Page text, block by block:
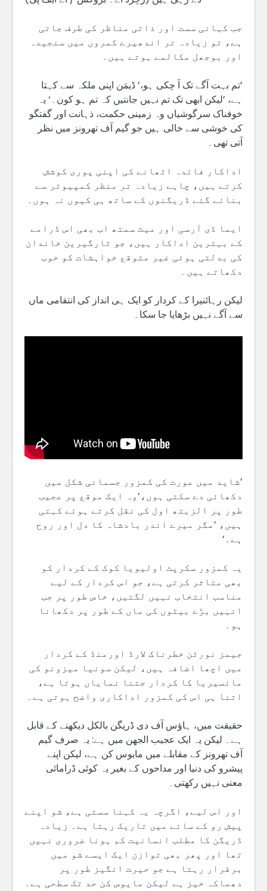
جب کہانی سست اور ذاتی مناظر کی طرف جاتی
ہے، تو زیادہ تر اندھیرے کمروں میں سنجیدہ
اور بوجھل مکالمے ہوتے ہیں۔
’تم بہت آگے تک آ چکی ہو،’ ڈیمَن اپنی ملکہ سے کہتا
ہے، ’لیکن ابھی تک تم نہیں جانتیں کہ تم ہو کون۔‘ یہ
خوفناک سرگوشیاں وہ زمینی حکمت، ذہانت اور گفتگو
کی خوشی سے خالی ہیں جو گیم آف تھرونز میں نظر
آتی تھی۔
اداکار فائدہ اٹھانے کی اپنی پوری کوشش
کرتے ہیں، چاہے زیادہ تر منظر کمپیوٹر سے
بنائے گئے ڈریگنوں کے ساتھ ہی کیوں نہ ہوں۔
ایما ڈی آرسی اور میٹ سمتھ اب بھی اس ڈرامے
کے بہترین اداکار ہیں، جو ٹارگیرین خاندان
کی بدلتی ہوئی غیر متوقع خواہشات کو خوب
دکھاتے ہیں۔
لیکن رہائنیرا کے کردار کو ایک ہی انداز کی انتقامی ماں
سے آگے نہیں بڑھایا جا سکا۔
’شاید میں عورت کی کمزور جسمانی شکل میں
دکھائی دے سکتی ہوں،‘وہ ایک موقع پر عجیب
طور پر الزبتھ اول کی نقل کرتے ہوئے کہتی
ہیں، ’مگر میرے اندر بادشاہ کا دل اور روح
ہے۔‘
یہ کمزور سکرپٹ اولیویا کوک کے کردار کو
بھی متاثر کرتی ہے، جو اس کردار کے لیے
مناسب انتخاب نہیں لگتیں، خاص طور پر جب
انہیں بڑے بیٹوں کی ماں کے طور پر دکھانا
ہو۔
جیمز نورٹن خطرناک لارڈ اورمنڈ کے کردار
میں اچھا اضافہ ہیں، لیکن سونیا میزونو کی
مائسیریا کا کردار جتنا نمایاں ہوتا ہے،
اتنا ہی اس کی کمزور اداکاری واضح ہوتی ہے۔
حقیقت میں، ہاؤس آف دی ڈریگن بالکل دیکھنے کے قابل
ہے۔ لیکن یہ ایک عجیب الجھن میں ہے: یہ صرف گیم
آف تھرونز کے مقابلے میں مایوس کن ہے، لیکن اپنے
پیشرو کی دنیا اور مداحوں کے بغیر یہ کوئی ڈرامائی
معنی نہیں رکھتی۔
اور اس لیے، اگرچہ یہ کہنا سستی ہے، شو اپنے
پیش رو کے سائے میں تاریک رہتا ہے۔ زیادہ
ڈریگن کا مطلب انسانیت کم ہونا ضروری نہیں
تھا اور پھر بھی توازن ایک ایسے شو میں
برقرار رہتا ہے جو حیرت انگیز طور پر
دھماکہ خیز ہے لیکن مایوس کن حد تک سطحی ہے۔